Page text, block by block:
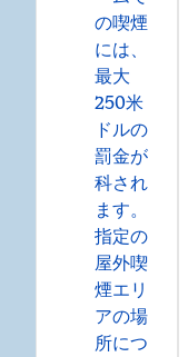
の喫煙
には、
最大
250米
ドルの
罰金が
科され
ます。
指定の
屋外喫
煙エリ
アの場
所につ